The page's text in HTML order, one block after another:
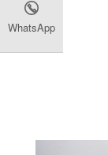
WhatsApp